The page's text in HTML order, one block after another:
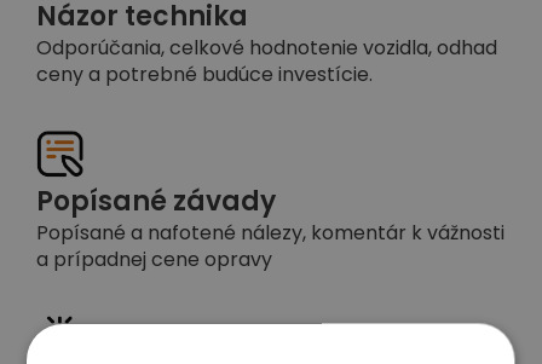
Názor technika
Odporúčania, celkové hodnotenie vozidla, odhad
ceny a potrebné budúce investície.
Popísané závady
Popísané a nafotené nálezy, komentár k vážnosti
a prípadnej cene opravy